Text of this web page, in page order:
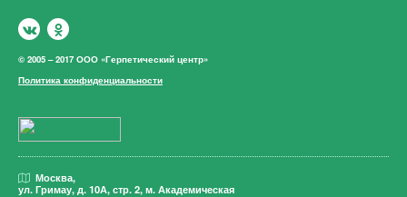
© 2005 – 2017 ООО «Герпетический центр»
Политика конфиденциальности
Москва,
ул. Гримау, д. 10А, стр. 2, м. Академическая